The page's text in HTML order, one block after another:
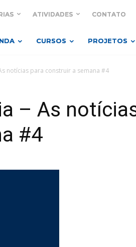
ATIVIDADES CONTATO
CURSOS PROJETOS
notícias para construir a semana #4
– As
#4